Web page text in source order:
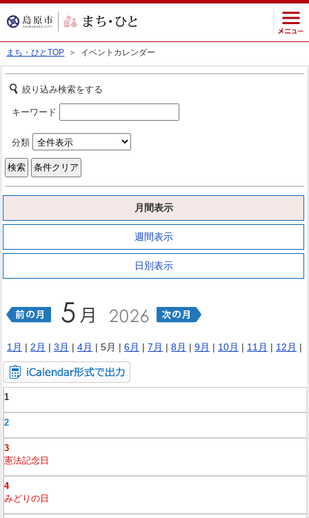
まち・ひとTOP ＞ イベントカレンダー
絞り込み検索をする
キーワード
分類
月間表示
週間表示
日別表示
1月 | 2月 | 3月 | 4月 | 5月 | 6月 | 7月 | 8月 | 9月 | 10月 | 11月 | 12月 |
1
2
3
憲法記念日
4
みどりの日